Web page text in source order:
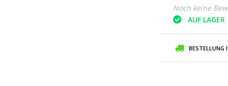
Noch keine
AUF LAGER
BESTELLUNG